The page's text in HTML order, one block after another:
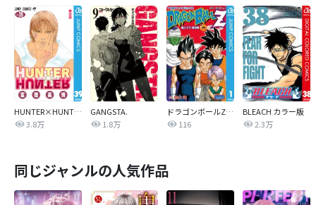
HUNTER×HUNTER モノクロ版
3.8万
GANGSTA.
1.8万
ドラゴンボールZ アニメコミックス 魔人ブウ復活編
116
BLEACH カラー版
2.3万
同じジャンルの人気作品